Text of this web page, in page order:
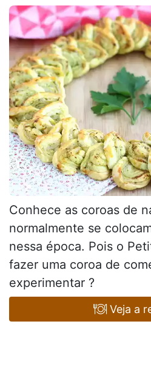
Conhece as coroas de
normalmente se
nessa época. Pois o
fazer uma coroa de
experimentar ?
Veja a